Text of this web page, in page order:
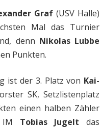
U16
ARCHIV
Graf(USV Halle)
Mal das Turnier
denn Nikolas Lubbe
Punkten.
ist der 3. Platz von Kai-
SK, Setzlistenplatz
einen halben Zähler
IM Tobias Jugelt das